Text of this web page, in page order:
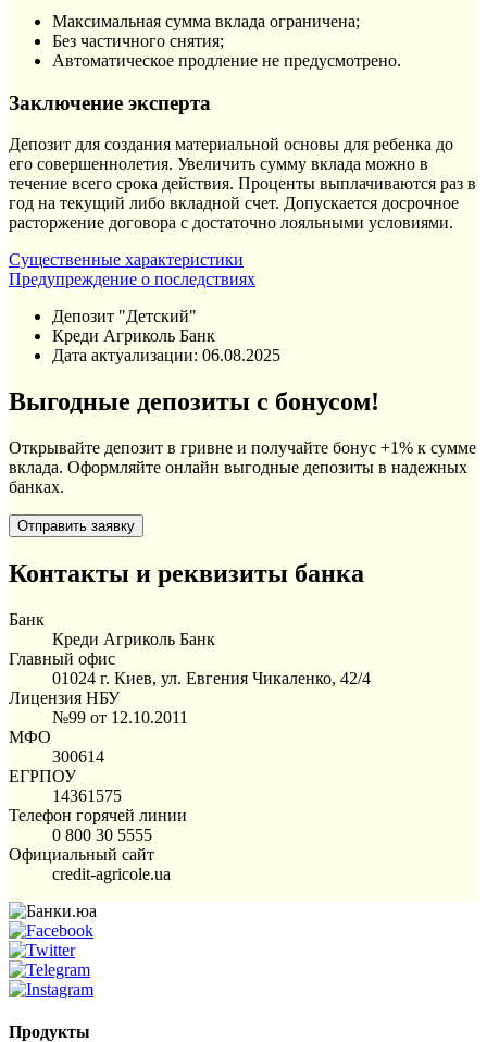
Максимальная сумма вклада ограничена;
Без частичного снятия;
Автоматическое продление не предусмотрено.
Заключение эксперта
Депозит для создания материальной основы для ребенка до
его совершеннолетия. Увеличить сумму вклада можно в
течение всего срока действия. Проценты выплачиваются раз в
год на текущий либо вкладной счет. Допускается досрочное
расторжение договора с достаточно лояльными условиями.
Существенные характеристики
Предупреждение о последствиях
Депозит "Детский"
Креди Агриколь Банк
Дата актуализации: 06.08.2025
Выгодные депозиты с бонусом!
Открывайте депозит в гривне и получайте бонус +1% к сумме
вклада. Оформляйте онлайн выгодные депозиты в надежных
банках.
Контакты и реквизиты банка
Банк
Креди Агриколь Банк
Главный офис
01024 г. Киев, ул. Евгения Чикаленко, 42/4
Лицензия НБУ
№99 от 12.10.2011
МФО
300614
ЕГРПОУ
14361575
Телефон горячей линии
0 800 30 5555
Официальный сайт
credit-agricole.ua
Продукты